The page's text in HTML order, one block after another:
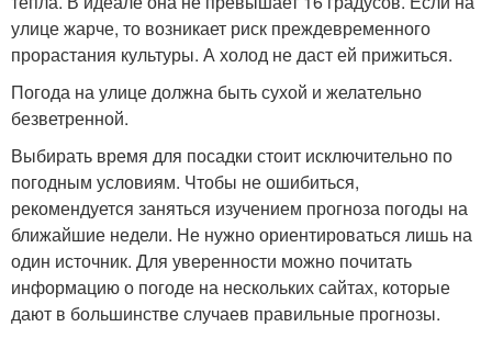
улице жарче, то возникает риск преждевременного
прорастания культуры. А холод не даст ей прижиться.
Погода на улице должна быть сухой и желательно
безветренной.
Выбирать время для посадки стоит исключительно по
погодным условиям. Чтобы не ошибиться,
рекомендуется заняться изучением прогноза погоды на
ближайшие недели. Не нужно ориентироваться лишь на
один источник. Для уверенности можно почитать
информацию о погоде на нескольких сайтах, которые
дают в большинстве случаев правильные прогнозы.